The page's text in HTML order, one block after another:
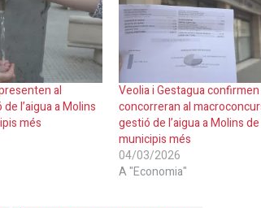
al
l’aigua a Molins
més
Veolia i Gestagua
concorreran al
gestió de l’aigua a Molins
municipis més
04/03/2026
A "Economia"